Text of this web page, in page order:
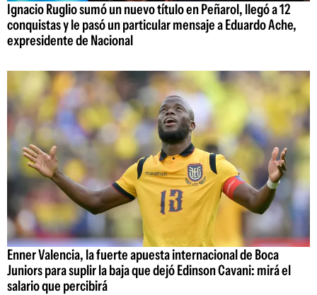
Ignacio Ruglio sumó un nuevo título en Peñarol, llegó a 12
conquistas y le pasó un particular mensaje a Eduardo Ache,
expresidente de Nacional
Enner Valencia, la fuerte apuesta internacional de Boca
Juniors para suplir la baja que dejó Edinson Cavani: mirá el
salario que percibirá